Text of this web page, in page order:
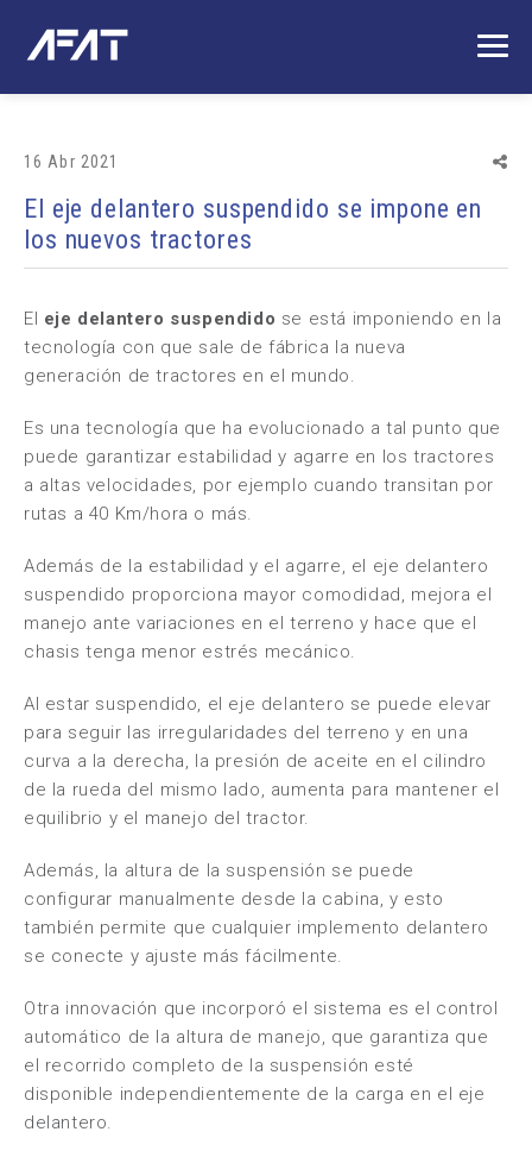
16 Abr 2021
El eje delantero suspendido se impone en
los nuevos tractores
El eje delantero suspendido se está imponiendo en la
tecnología con que sale de fábrica la nueva
generación de tractores en el mundo.
Es una tecnología que ha evolucionado a tal punto que
puede garantizar estabilidad y agarre en los tractores
a altas velocidades, por ejemplo cuando transitan por
rutas a 40 Km/hora o más.
Además de la estabilidad y el agarre, el eje delantero
suspendido proporciona mayor comodidad, mejora el
manejo ante variaciones en el terreno y hace que el
chasis tenga menor estrés mecánico.
Al estar suspendido, el eje delantero se puede elevar
para seguir las irregularidades del terreno y en una
curva a la derecha, la presión de aceite en el cilindro
de la rueda del mismo lado, aumenta para mantener el
equilibrio y el manejo del tractor.
Además, la altura de la suspensión se puede
configurar manualmente desde la cabina, y esto
también permite que cualquier implemento delantero
se conecte y ajuste más fácilmente.
Otra innovación que incorporó el sistema es el control
automático de la altura de manejo, que garantiza que
el recorrido completo de la suspensión esté
disponible independientemente de la carga en el eje
delantero.